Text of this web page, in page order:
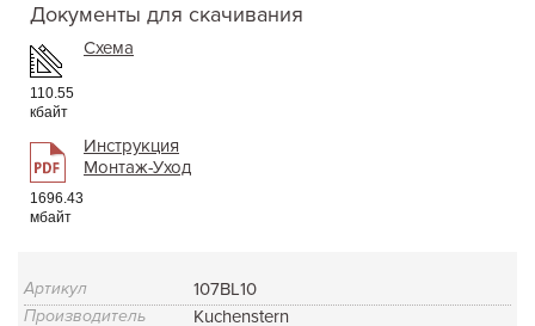
Документы для скачивания
110.55
кбайт
Схема
1696.43
мбайт
Инструкция
Монтаж-Уход
Артикул 107BL10
Производитель Kuchenstern